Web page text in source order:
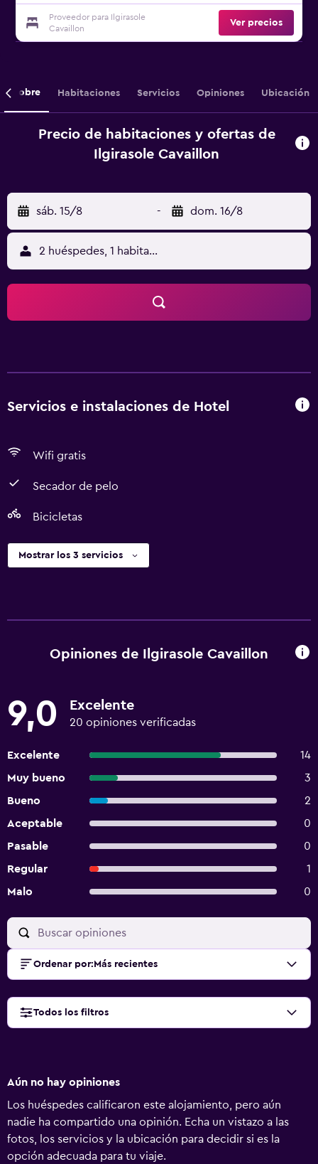
Proveedor para Ilgirasole
Cavaillon
Ver precios
Sobre Habitaciones Servicios Opiniones Ubicación
Precio de habitaciones y ofertas de
Ilgirasole Cavaillon
sáb. 15/8 - dom. 16/8
2 huéspedes, 1 habitación
Servicios e instalaciones de Hotel
Wifi gratis
Secador de pelo
Bicicletas
Mostrar los 3 servicios
Opiniones de Ilgirasole Cavaillon
9,0 Excelente
20 opiniones verificadas
Excelente
14
Muy bueno
3
Bueno
2
Aceptable
0
Pasable
0
Regular
1
Malo
0
Ordenar por: Más recientes
Todos los filtros
Aún no hay opiniones
Los huéspedes calificaron este alojamiento, pero aún
nadie ha compartido una opinión. Echa un vistazo a las
fotos, los servicios y la ubicación para decidir si es la
opción adecuada para tu viaje.